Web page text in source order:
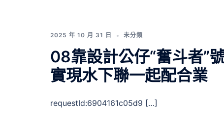
2025 年 10 月 31 日 未分類
08靠設計公仔“奮斗者”
實現水下聯一起配合業
requestId:6904161c05d9 […]